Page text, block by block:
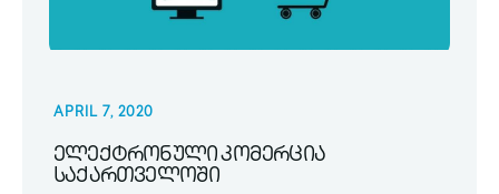
APRIL 7, 2020
ელექტრონული კომერცია
საქართველოში